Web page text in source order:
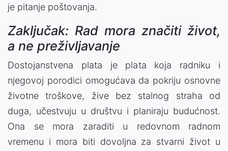
je pitanje poštovanja.
Zaključak: Rad mora značiti život,
a ne preživljavanje
Dostojanstvena plata je plata koja radniku i
njegovoj porodici omogućava da pokriju osnovne
životne troškove, žive bez stalnog straha od
duga, učestvuju u društvu i planiraju budućnost.
Ona se mora zaraditi u redovnom radnom
vremenu i mora biti dovoljna za stvarni život u